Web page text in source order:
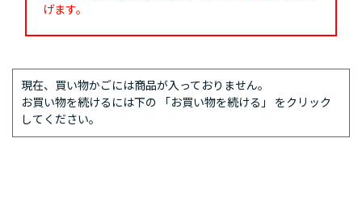
げます。
現在、買い物かごには商品が入っておりません。
お買い物を続けるには下の 「お買い物を続ける」 をクリック
してください。